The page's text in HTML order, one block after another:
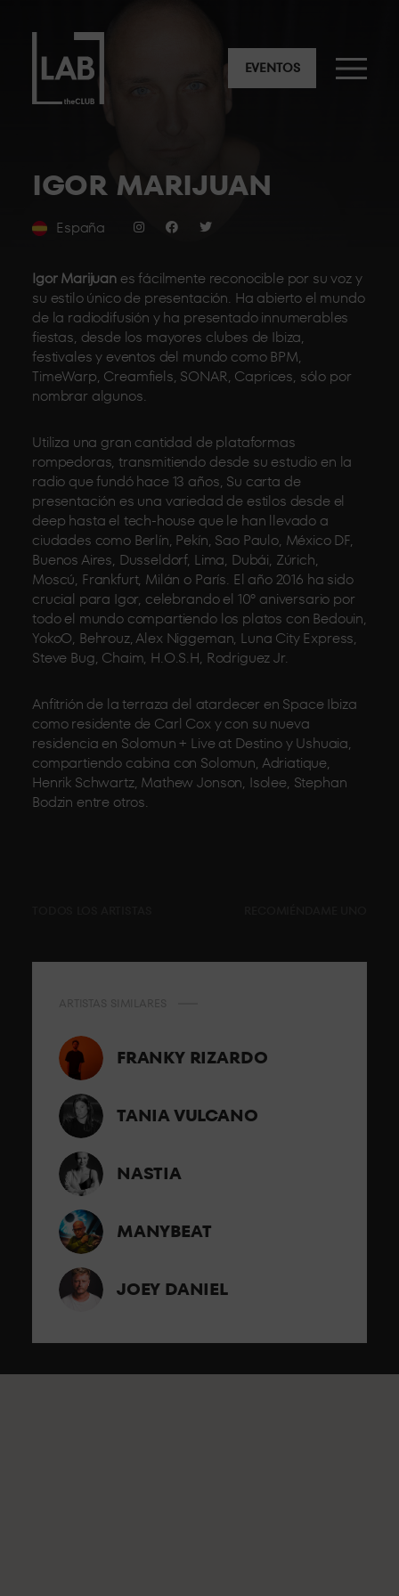
EVENTOS
IGOR MARIJUAN
España
Igor Marijuanes fácilmente reconocible por su voz y
su estilo único de presentación. Ha abierto el mundo
de la radiodifusión y ha presentado innumerables
fiestas, desde los mayores clubes de Ibiza,
festivales y eventos del mundo como BPM,
TimeWarp, Creamfiels, SONAR, Caprices, sólo por
nombrar algunos.
Utiliza una gran cantidad de plataformas
rompedoras, transmitiendo desde su estudio en la
radio que fundó hace 13 años, Su carta de
presentación es una variedad de estilos desde el
deep hasta el tech-house que le han llevado a
ciudades como Berlín, Pekín, Sao Paulo, México DF,
Buenos Aires, Dusseldorf, Lima, Dubái, Zúrich,
Moscú, Frankfurt, Milán o París. El año 2016 ha sido
crucial para Igor, celebrando el 10º aniversario por
todo el mundo compartiendo los platos con Bedouin,
YokoO, Behrouz, Alex Niggeman, Luna City Express,
Steve Bug, Chaim, H.O.S.H, Rodriguez Jr.
Anfitrión de la terraza del atardecer en Space Ibiza
como residente de Carl Cox y con su nueva
residencia en Solomun + Live at Destino y Ushuaia,
compartiendo cabina con Solomun, Adriatique,
Henrik Schwartz, Mathew Jonson, Isolee, Stephan
Bodzin entre otros.
FRANKY RIZARDO
TANIA VULCANO
NASTIA
MANYBEAT
JOEY DANIEL